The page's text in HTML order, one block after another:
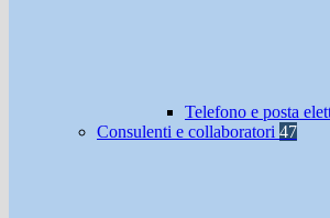
Telefono e posta
Consulenti e collaboratori 47